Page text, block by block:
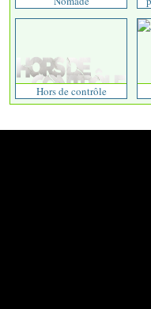
Hors de contrôle